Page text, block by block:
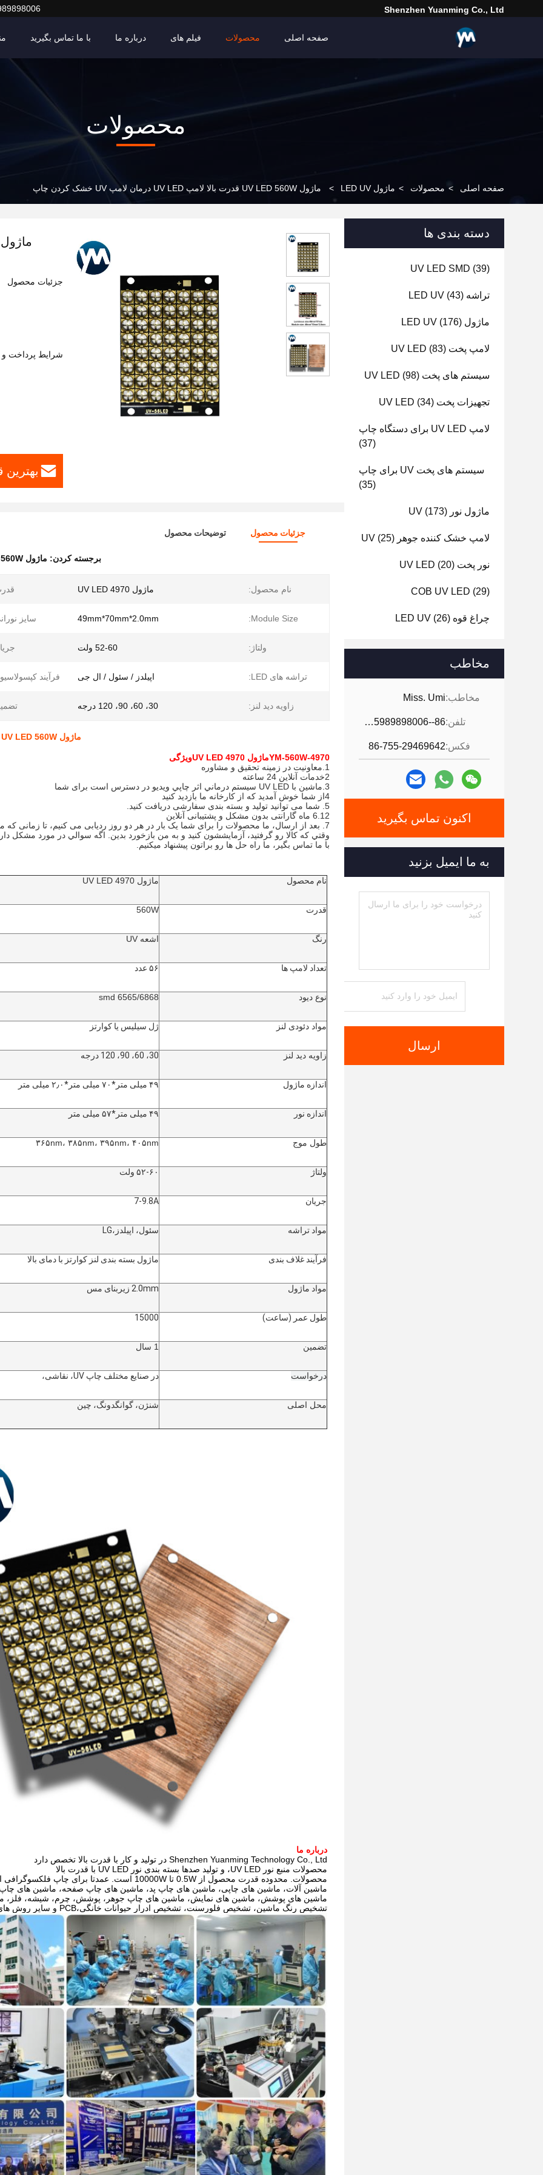
Shenzhen Yuanming Co., Ltd
صفحه اصلی محصولات فیلم های درباره ما با ما تماس بگیرید
محصولات
صفحه اصلی > محصولات > ماژول LED UV > ماژول UV LED 560W قدرت بالا لامپ UV LED درمان لامپ UV خشک کردن چاپ
دسته بندی ها
UV LED SMD (39)
تراشه LED UV (43)
ماژول LED UV (176)
لامپ پخت UV LED (83)
سیستم های پخت UV LED (98)
تجهیزات پخت UV LED (34)
لامپ UV LED برای دستگاه چاپ
(37)
سیستم های پخت UV برای چاپ
(35)
ماژول نور UV (173)
لامپ خشک کننده جوهر UV (25)
نور پخت UV LED (20)
COB UV LED (29)
چراغ قوه LED UV (26)
مخاطب
مخاطب:Miss. Umi
تلفن: 86--18926468268-15989898006
فکس:86-755-29469642
اکنون تماس بگیرید
به ما ایمیل بزنید
ارسال
جزئیات محصول
شرایط پرداخت
جزئیات محصول توضیحات محصول
برجسته کردن: ماژول UV LED 560W
نام محصول: ماژول UV LED 4970
Module Size:
49mm*70mm*2.0mm سایز
ولتاژ: 52-60 ولت
تراشه های LED: اپیلدز / سئول / ال جی فرآیند
زاویه دید لنز: 30، 60، 90، 120 درجه
ماژول UV LED 560W قدرت بالا لامپ UV LED درمان لامپ UV خشک کردن چاپ
YM-560W-4970ماژول UV LED 4970
ویژگی
1.معاونیت در زمینه تحقیق و مشاوره
2خدمات آنلاین 24 ساعته
3.ماشين با UV LED سیستم درماني اثر چاپي ويديو در دسترس است برای شما
4از شما خوش آمديد که از کارخانه ما بازدید کنيد
5. شما می توانید تولید و بسته بندی سفارشی دریافت کنید.
6.12 ماه گارانتی بدون مشکل و پشتیبانی آنلاین
7. بعد از ارسال، ما محصولات را برای شما یک بار در هر دو روز ردیابی می کنیم، تا زمانی که محصولات را دریافت کنید.
وقتي که کالا رو گرفتيد، آزمايششون کنيد و به من بازخورد بدين. اگه سوالي در مورد مشکل
با ما تماس بگير، ما راه حل ها رو براتون پيشنهاد ميکنيم.
نام محصول ماژول UV LED 4970
قدرت 560W
رنگ اشعه UV
تعداد لامپ ها ۵۶ عدد
نوع دیود 6565/6868 smd
مواد دئودی لنز ژل سیلیس یا کوارتز
زاویه دید لنز 30، 60، 90، 120 درجه
اندازه ماژول ۴۹ میلی متر*۷۰ میلی متر*۲٫۰ میلی متر
اندازه نور ۴۹ میلی متر*۵۷ میلی متر
طول موج ۳۶۵nm، ۳۸۵nm، ۳۹۵nm، ۴۰۵nm
ولتاژ ۵۲-۶۰ ولت
جریان 7-9.8A
مواد تراشه سئول، اپيلدز ،LG
فرآیند غلاف بندی ماژول بسته بندی لنز کوارتز با دمای بالا
مواد ماژول 2.0mm زیربنای مس
طول عمر (ساعت) 15000
تضمین 1 سال
درخواست در صنایع مختلف چاپ UV، نقاشی،
محل اصلی شنژن، گوانگدونگ، چین
درباره ما
Shenzhen Yuanming Technology Co., Ltd در تولید و کار با قدرت بالا تخصص دارد
محصولات منبع نور UV LED، و تولید صدها بسته بندی نور UV LED با قدرت بالا
محصولات. محدوده قدرت محصول از 0.5W تا 10000W است. عمدتا برای چاپ فلکسوگرافی استفاده می شود
ماشین آلات، ماشین های چاپی، ماشین های چاپ پد، ماشین های چاپ صفحه، ماشین های
ماشین های پوشش، ماشین های نمایش، ماشین های چاپ جوهر، پوشش، چرم، شیشه، فلز،
تشخیص رنگ ماشین، تشخیص فلورسنت، تشخیص ادرار حیوانات خانگی،PCB و سایر روش های UVink Photocuring.